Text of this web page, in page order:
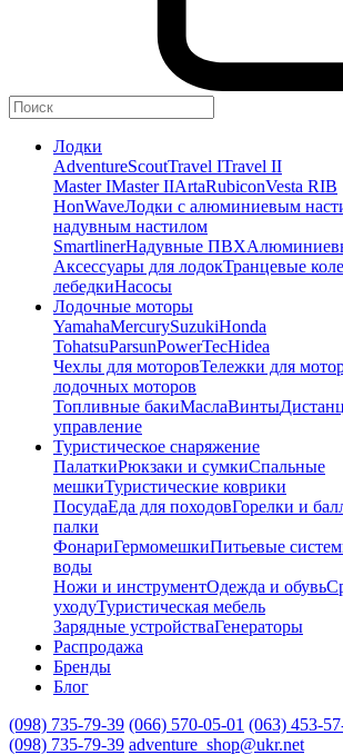
Лодки
AdventureScoutTravel ITravel II
Master IMaster IIArtaRubiconVesta RIB
HonWaveЛодки с алюминиевым
надувным настилом
SmartlinerНадувные ПВХ
Аксессуары для лодокТранцевые
лебедкиНасосы
Лодочные моторы
YamahaMercurySuzukiHonda
TohatsuParsunPowerTecHidea
Чехлы для моторовТележки для
лодочных моторов
Топливные бакиМаслаВинты
управление
Туристическое снаряжение
ПалаткиРюкзаки и сумкиСпальные
мешкиТуристические коврики
ПосудаЕда для походовГорелки и
палки
ФонариГермомешкиПитьевые
воды
Ножи и инструментОдежда и обувь
уходуТуристическая мебель
Зарядные устройстваГенераторы
Распродажа
Бренды
Блог
(098) 735-79-39 (066) 570-05-01 (063) 453-
(098) 735-79-39 adventure_shop@ukr.net